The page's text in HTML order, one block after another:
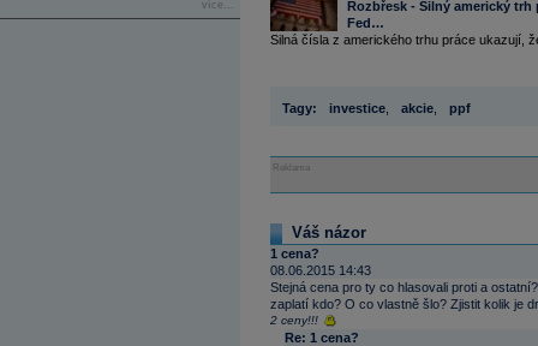
více...
Rozbřesk - Silný americký
Fed…
Silná čísla z amerického trhu práce ukazují,
Tagy: investice akcie ppf
Reklama
Váš názor
1 cena?
08.06.2015 14:43
Stejná cena pro ty co hlasovali proti a
zaplatí kdo? O co vlastně šlo? Zjistit kolik je
2 ceny!!!
Re: 1 cena?